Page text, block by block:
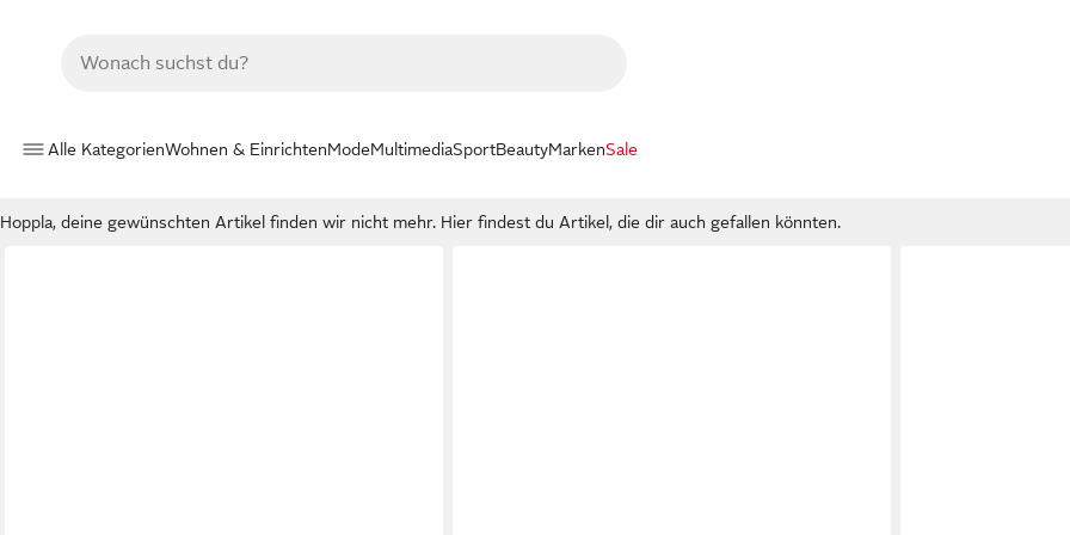
Alle KategorienWohnen & EinrichtenModeMultimediaSportBeautyMarkenSale
Hoppla, deine gewünschten Artikel finden wir nicht mehr. Hier findest du Artikel, die dir auch gefallen könnten.